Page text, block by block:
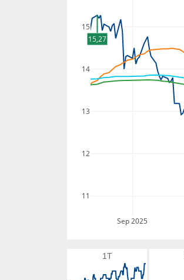
Sep 2025
11
12
13
14
15
15,27
1T